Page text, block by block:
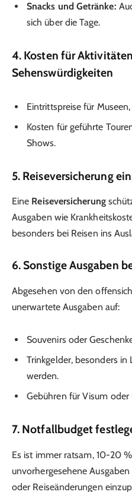
Snacks und Getränke:
sich über die Tage.
4. Kosten für
Sehenswürdigkeiten
Eintrittspreise für
Kosten für geführte
Shows.
5. Reiseversicherung
Eine Reiseversicherung
Ausgaben wie
besonders bei Reisen ins
6. Sonstige Ausgaben
Abgesehen von den
unerwartete Ausgaben auf:
Souvenirs oder
Trinkgelder, besonders
werden.
Gebühren für Visum oder
7. Notfallbudget
Es ist immer ratsam, 10-20
unvorhergesehene
oder Reiseänderungen